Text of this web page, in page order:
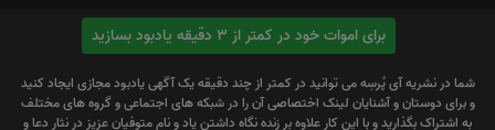
برای اموات خود در کمتر از 3 دقیقه یادبود بسازید
شما در نشریه آی پُرسِه می توانید در کمتر از چند دقیقه یک آگهی یادبود مجازی ایجاد کنید
و برای دوستان و آشنایان لینک اختصاصی آن را در شبکه های اجتماعی و گروه های مختلف
به اشتراک بگذارید و با این کار علاوه بر زنده نگاه داشتن یاد و نام متوفیان عزیز در نثار دعا و